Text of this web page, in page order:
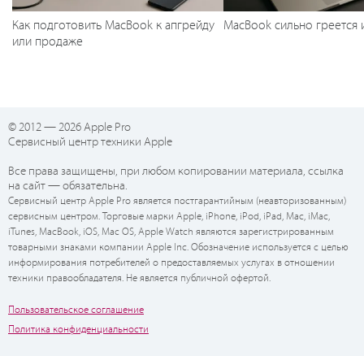
Как подготовить MacBook к апгрейду
или продаже
MacBook сильно греется
© 2012 — 2026 Apple Pro
Сервисный центр техники Apple
Все права защищены, при любом копировании материала, ссылка
на сайт — обязательна.
Сервисный центр Apple Pro является постгарантийным (неавторизованным)
сервисным центром. Торговые марки Apple, iPhone, iPod, iPad, Mac, iMac,
iTunes, MacBook, iOS, Mac OS, Apple Watch являются зарегистрированным
товарными знаками компании Apple Inc. Обозначение используется с целью
информирования потребителей о предоставляемых услугах в отношении
техники правообладателя. Не является публичной офертой.
Пользовательское соглашение
Политика конфиденциальности